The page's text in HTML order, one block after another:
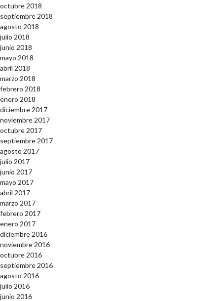
octubre 2018
septiembre 2018
agosto 2018
julio 2018
junio 2018
mayo 2018
abril 2018
marzo 2018
febrero 2018
enero 2018
diciembre 2017
noviembre 2017
octubre 2017
septiembre 2017
agosto 2017
julio 2017
junio 2017
mayo 2017
abril 2017
marzo 2017
febrero 2017
enero 2017
diciembre 2016
noviembre 2016
octubre 2016
septiembre 2016
agosto 2016
julio 2016
junio 2016